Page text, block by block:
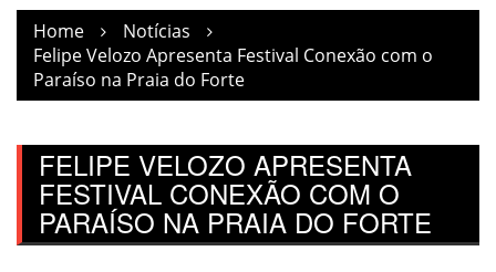
Home
Notícias
Felipe Velozo Apresenta Festival Conexão com o
Paraíso na Praia do Forte
FELIPE VELOZO APRESENTA
FESTIVAL CONEXÃO COM O
PARAÍSO NA PRAIA DO FORTE